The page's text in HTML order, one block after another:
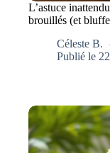
L’astuce
brouillés (et
Céleste B.
Publié le